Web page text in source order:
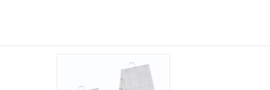
Blanc, bleu, rouge, noir
70x70 cm
4.2